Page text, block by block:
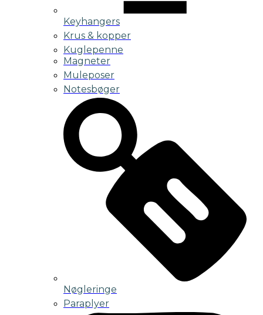
Keyhangers
Krus & kopper
Kuglepenne
Magneter
Muleposer
Notesbøger
Nøgleringe
Paraplyer